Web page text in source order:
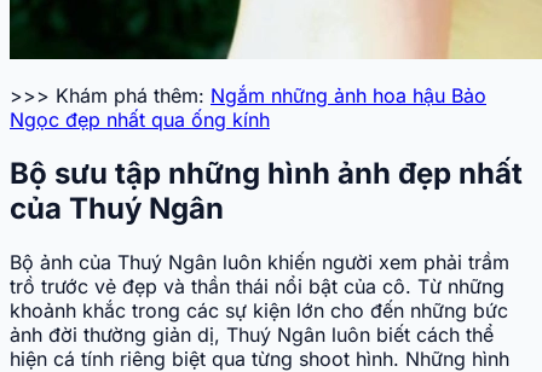
>>> Khám phá thêm: Ngắm những ảnh hoa hậu Bảo
Ngọc đẹp nhất qua ống kính
Bộ sưu tập những hình ảnh đẹp nhất
của Thuý Ngân
Bộ ảnh của Thuý Ngân luôn khiến người xem phải trầm
trồ trước vẻ đẹp và thần thái nổi bật của cô. Từ những
khoảnh khắc trong các sự kiện lớn cho đến những bức
ảnh đời thường giản dị, Thuý Ngân luôn biết cách thể
hiện cá tính riêng biệt qua từng shoot hình. Những hình